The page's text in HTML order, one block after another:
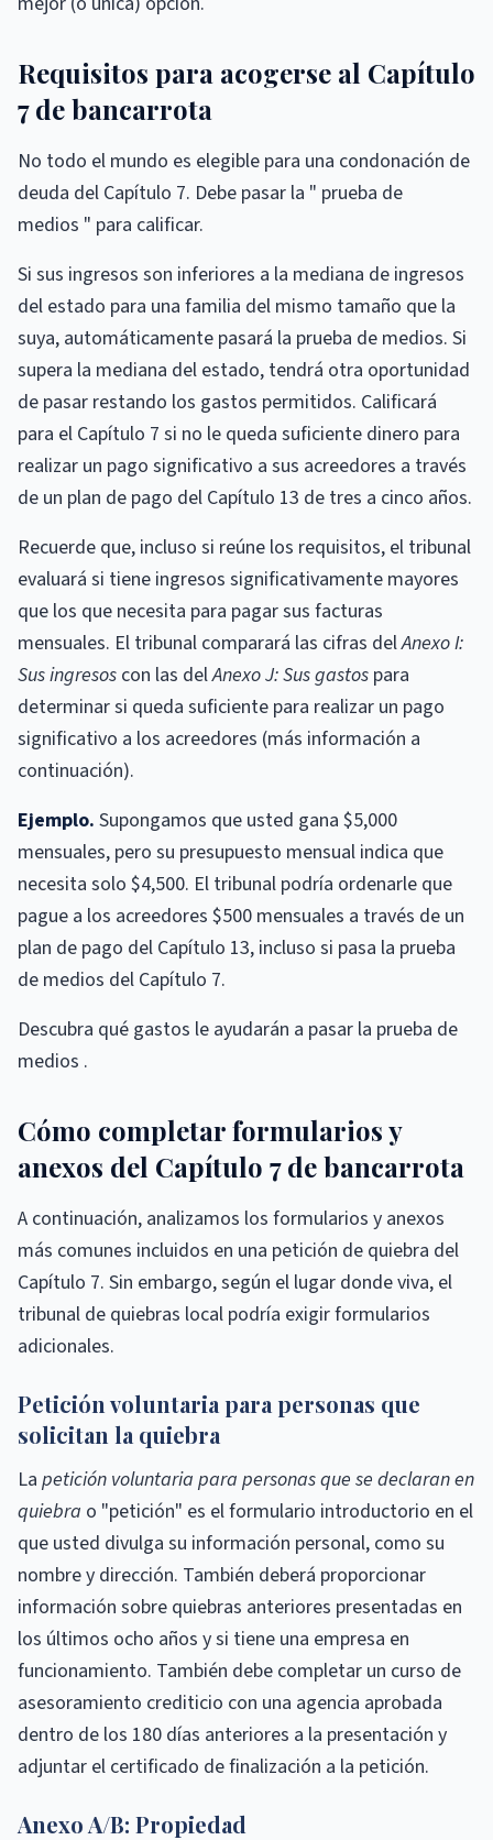
Requisitos para acogerse al Capítulo
7 de bancarrota
No todo el mundo es elegible para una condonación de
deuda del Capítulo 7. Debe pasar la " prueba de
medios " para calificar.
Si sus ingresos son inferiores a la mediana de ingresos
del estado para una familia del mismo tamaño que la
suya, automáticamente pasará la prueba de medios. Si
supera la mediana del estado, tendrá otra oportunidad
de pasar restando los gastos permitidos. Calificará
para el Capítulo 7 si no le queda suficiente dinero para
realizar un pago significativo a sus acreedores a través
de un plan de pago del Capítulo 13 de tres a cinco años.
Recuerde que, incluso si reúne los requisitos, el tribunal
evaluará si tiene ingresos significativamente mayores
que los que necesita para pagar sus facturas
mensuales. El tribunal comparará las cifras delAnexo I:
Sus ingresos con las delAnexo J: Sus gastos para
determinar si queda suficiente para realizar un pago
significativo a los acreedores (más información a
continuación).
Ejemplo. Supongamos que usted gana $5,000
mensuales, pero su presupuesto mensual indica que
necesita solo $4,500. El tribunal podría ordenarle que
pague a los acreedores $500 mensuales a través de un
plan de pago del Capítulo 13, incluso si pasa la prueba
de medios del Capítulo 7.
Descubra qué gastos le ayudarán a pasar la prueba de
medios .
Cómo completar formularios y
anexos del Capítulo 7 de bancarrota
A continuación, analizamos los formularios y anexos
más comunes incluidos en una petición de quiebra del
Capítulo 7. Sin embargo, según el lugar donde viva, el
tribunal de quiebras local podría exigir formularios
adicionales.
Petición voluntaria para personas que
solicitan la quiebra
La petición voluntaria para personas que se declaran en
quiebra o "petición" es el formulario introductorio en el
que usted divulga su información personal, como su
nombre y dirección. También deberá proporcionar
información sobre quiebras anteriores presentadas en
los últimos ocho años y si tiene una empresa en
funcionamiento. También debe completar un curso de
asesoramiento crediticio con una agencia aprobada
dentro de los 180 días anteriores a la presentación y
adjuntar el certificado de finalización a la petición.
Anexo A/B: Propiedad